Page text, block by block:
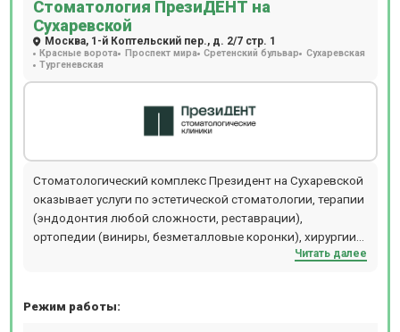
Стоматология ПрезиДЕНТ на
Сухаревской
Москва, 1-й Коптельский пер., д. 2/7 стр. 1
Красные ворота Проспект мира Сретенский бульвар Сухаревская
Тургеневская
Стоматологический комплекс Президент на Сухаревской
оказывает услуги по эстетической стоматологии, терапии
(эндодонтия любой сложности, реставрации),
ортопедии (виниры, безметалловые коронки), хирургии
(удаление, костная пластика, синус -лифтинг любой
профилактической стоматологии, пародонтологии
Читать далее
Режим работы: